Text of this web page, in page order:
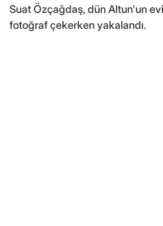
Suat Özçağdaş, dün Altun'un
fotoğraf çekerken yakalandı.